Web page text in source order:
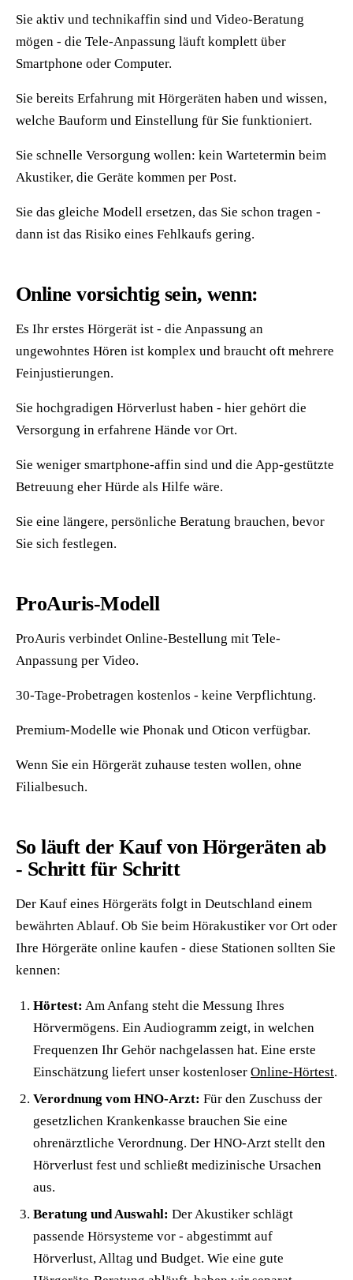
Sie aktiv und technikaffin sind und Video-Beratung
mögen - die Tele-Anpassung läuft komplett über
Smartphone oder Computer.
Sie bereits Erfahrung mit Hörgeräten haben und wissen,
welche Bauform und Einstellung für Sie funktioniert.
Sie schnelle Versorgung wollen: kein Wartetermin beim
Akustiker, die Geräte kommen per Post.
Sie das gleiche Modell ersetzen, das Sie schon tragen -
dann ist das Risiko eines Fehlkaufs gering.
Online vorsichtig sein, wenn:
Es Ihr erstes Hörgerät ist - die Anpassung an
ungewohntes Hören ist komplex und braucht oft mehrere
Feinjustierungen.
Sie hochgradigen Hörverlust haben - hier gehört die
Versorgung in erfahrene Hände vor Ort.
Sie weniger smartphone-affin sind und die App-gestützte
Betreuung eher Hürde als Hilfe wäre.
Sie eine längere, persönliche Beratung brauchen, bevor
Sie sich festlegen.
ProAuris-Modell
ProAuris verbindet Online-Bestellung mit Tele-
Anpassung per Video.
30-Tage-Probetragen kostenlos - keine Verpflichtung.
Premium-Modelle wie Phonak und Oticon verfügbar.
Wenn Sie ein Hörgerät zuhause testen wollen, ohne
Filialbesuch.
So läuft der Kauf von Hörgeräten ab
- Schritt für Schritt
Der Kauf eines Hörgeräts folgt in Deutschland einem
bewährten Ablauf. Ob Sie beim Hörakustiker vor Ort oder
Ihre Hörgeräte online kaufen - diese Stationen sollten Sie
kennen:
Hörtest: Am Anfang steht die Messung Ihres
Hörvermögens. Ein Audiogramm zeigt, in welchen
Frequenzen Ihr Gehör nachgelassen hat. Eine erste
Einschätzung liefert unser kostenloser Online-Hörtest.
Verordnung vom HNO-Arzt: Für den Zuschuss der
gesetzlichen Krankenkasse brauchen Sie eine
ohrenärztliche Verordnung. Der HNO-Arzt stellt den
Hörverlust fest und schließt medizinische Ursachen
aus.
Beratung und Auswahl: Der Akustiker schlägt
passende Hörsysteme vor - abgestimmt auf
Hörverlust, Alltag und Budget. Wie eine gute